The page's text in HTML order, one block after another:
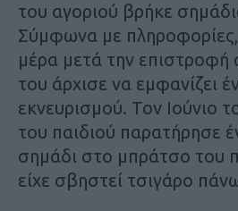
του αγοριού βρήκε
Σύμφωνα με πληροφορίες,
μέρα μετά την επιστροφή
του άρχισε να εμφανίζει
εκνευρισμού. Τον Ιούνιο
του παιδιού παρατήρησε
σημάδι στο μπράτσο του
είχε σβηστεί τσιγάρο